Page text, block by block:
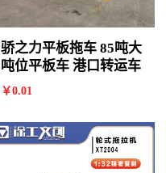
骄之力平板拖车 85吨大
吨位平板车 港口转运车
￥0.01